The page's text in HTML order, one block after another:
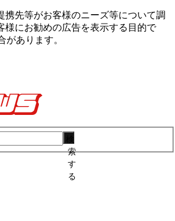
携先等がお客様のニーズ等について調
様にお勧めの広告を表⽰する⽬的で
があります。
索
す
る